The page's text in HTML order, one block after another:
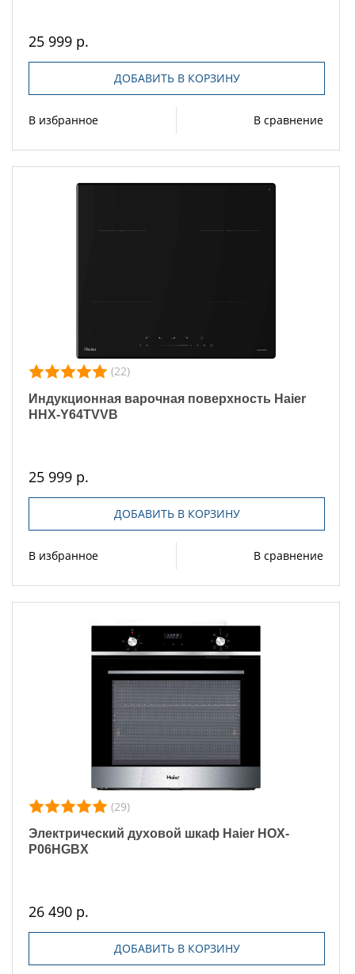
25 999 р.
ДОБАВИТЬ В КОРЗИНУ
В избранное В сравнение
(22)
Индукционная варочная поверхность Haier
HHX-Y64TVVB
25 999 р.
ДОБАВИТЬ В КОРЗИНУ
В избранное В сравнение
(29)
Электрический духовой шкаф Haier HOX-
P06HGBX
26 490 р.
ДОБАВИТЬ В КОРЗИНУ